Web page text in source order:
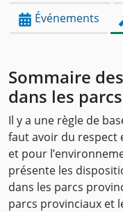
Événements
Sommaire
dans les
Il y a une règle de
faut avoir du respect
et pour
présente les
dans les parcs
parcs provinciaux et